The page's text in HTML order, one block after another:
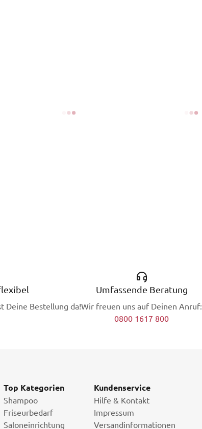
Deine Bestellung da!
Umfassende Beratung
Wir freuen uns auf Deinen Anruf:
0800 1617 800
Top Kategorien
Shampoo
Friseurbedarf
Saloneinrichtung
Kundenservice
Hilfe & Kontakt
Impressum
Versandinformationen